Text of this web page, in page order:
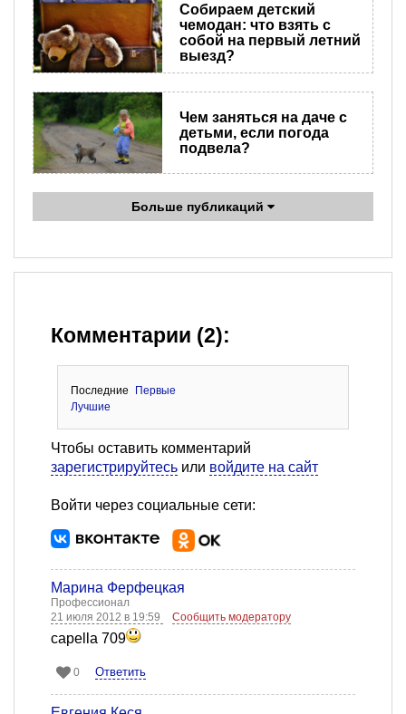
Собираем детский
чемодан: что взять с
собой на первый летний
выезд?
Чем заняться на даче с
детьми, если погода
подвела?
Больше публикаций
Комментарии (2):
Последние
Первые
Лучшие
Чтобы оставить комментарий
зарегистрируйтесь или войдите на сайт
Войти через социальные сети:
Марина Ферфецкая
Профессионал
21 июля 2012 в 19:59
Сообщить модератору
capella 709
0 Ответить